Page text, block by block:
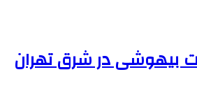
بیهوشی در شرق تهران